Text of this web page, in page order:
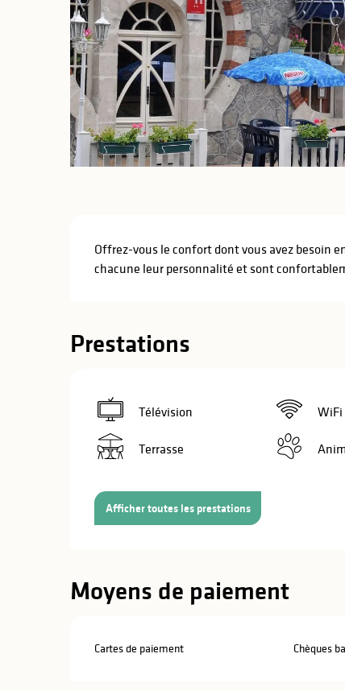
Description
Offrez-vous le confort dont vous avez besoin
chacune leur personnalité et sont
Prestations
Télévision WiFi
Terrasse
Afficher toutes les prestations
Moyens de paiement
Cartes de paiement Chèques